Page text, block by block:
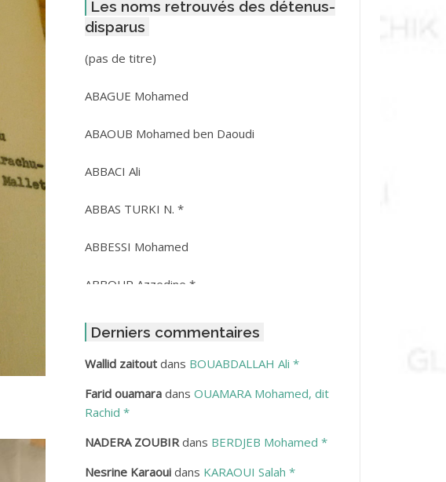
Les noms retrouvés des détenus-
disparus
(pas de titre)Post
3416
ABAGUE Mohamed
ABAOUB Mohamed ben Daoudi
ABBACI Ali
ABBAS TURKI N. *
ABBESSI Mohamed
ABBOUR Azzedine *
ABDAT Amar
ABDEDDAIM Hamid
ABDELAZIZ Mohamed
ABDELHAFID Lakhdar
ABDELHOUHAB Haciba
Derniers commentaires
Wallid zaitoutdans BOUABDALLAH Ali *
Farid ouamaradans OUAMARA Mohamed, dit
Rachid *
NADERA ZOUBIRdans BERDJEB Mohamed *
Nesrine Karaouidans KARAOUI Salah *